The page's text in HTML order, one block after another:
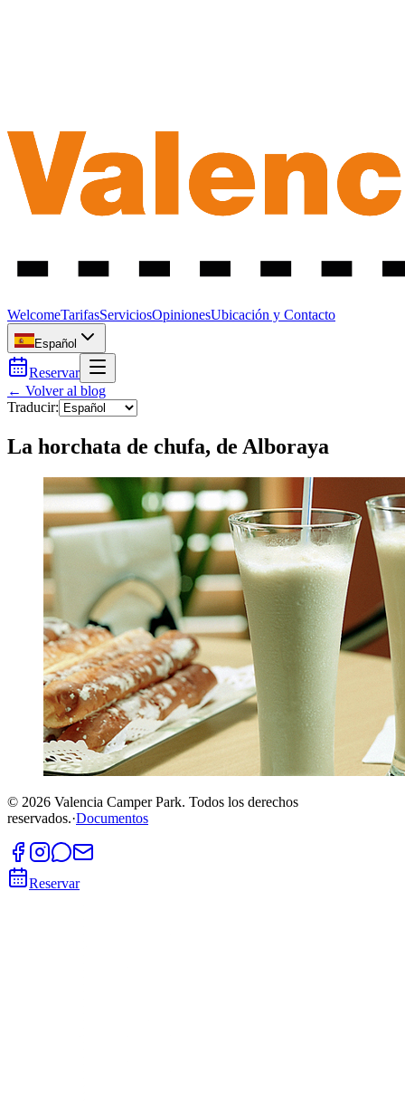
WelcomeTarifasServiciosOpinionesUbicación y Contacto
Español
Reservar
← Volver al blog
Traducir:
La horchata de chufa, de Alboraya
© 2026 Valencia Camper Park. Todos los derechos
reservados.·Documentos
Reservar